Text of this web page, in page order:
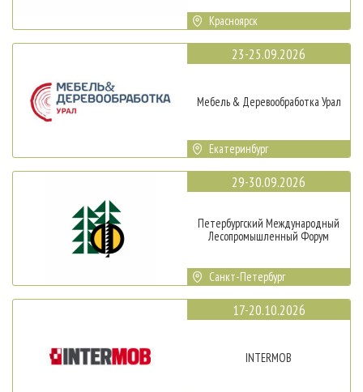
Красноярск
23-25.09.2026
Мебель & Деревообработка Урал
Екатеринбург
29-30.09.2026
Петербургский Международный
Лесопромышленный Форум
Санкт-Петербург
17-20.10.2026
INTERMOB